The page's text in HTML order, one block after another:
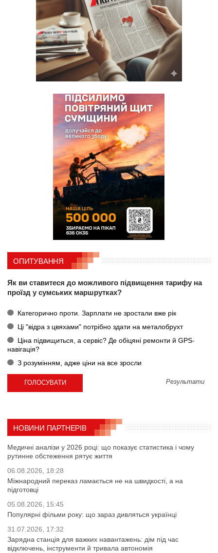
ОПИТУВАННЯ
Як ви ставитеся до можливого підвищення тарифу на
проїзд у сумських маршрутках?
Категорично проти. Зарплати не зростали вже рік
Ці "відра з цвяхами" потрібно здати на металобрухт
Ціна підвищиться, а сервіс? Де обіцяні ремонти й GPS-
навігація?
З розумінням, адже ціни на все зросли
Результати
НОВИНИ ПАРТНЕРІВ
Медичні аналізи у 2026 році: що показує статистика і чому
рутинне обстеження рятує життя
06.08.2026, 18:28
Міжнародний переказ ламається не на швидкості, а на
підготовці
05.08.2026, 15:45
Популярні фільми року: що зараз дивляться українці
31.07.2026, 17:32
Зарядна станція для важких навантажень: дім під час
відключень, інструменти й тривала автономія